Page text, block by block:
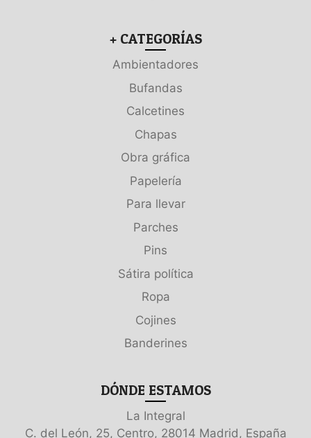
+ CATEGORÍAS
Ambientadores
Bufandas
Calcetines
Chapas
Obra gráfica
Papelería
Para llevar
Parches
Pins
Sátira política
Ropa
Cojines
Banderines
DÓNDE ESTAMOS
La Integral
C. del León, 25, Centro, 28014 Madrid, España